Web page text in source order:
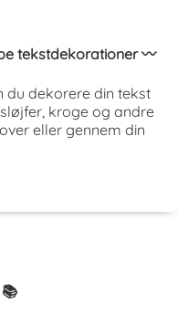
tekstdekorationer 〰️
du dekorere din tekst
kroge og andre
eller gennem din